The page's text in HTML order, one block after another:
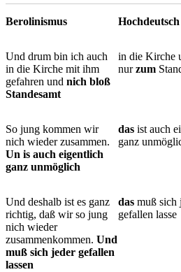
Berolinismus Hochdeutsch
Und drum bin ich auch
in die Kirche mit ihm
gefahren und nich bloß
Standesamt
in die Kirche
nurzum
So jung kommen wir
nich wieder zusammen.
Un is auch eigentlich
ganz unmöglich
das ist auch
ganz
Und deshalb ist es ganz
richtig, daß wir so jung
nich wieder
zusammenkommen. Und
muß sich jeder gefallen
lassen
das muß sich
gefallen lasse